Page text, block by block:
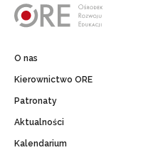
O nas
Kierownictwo ORE
Patronaty
Aktualności
Kalendarium